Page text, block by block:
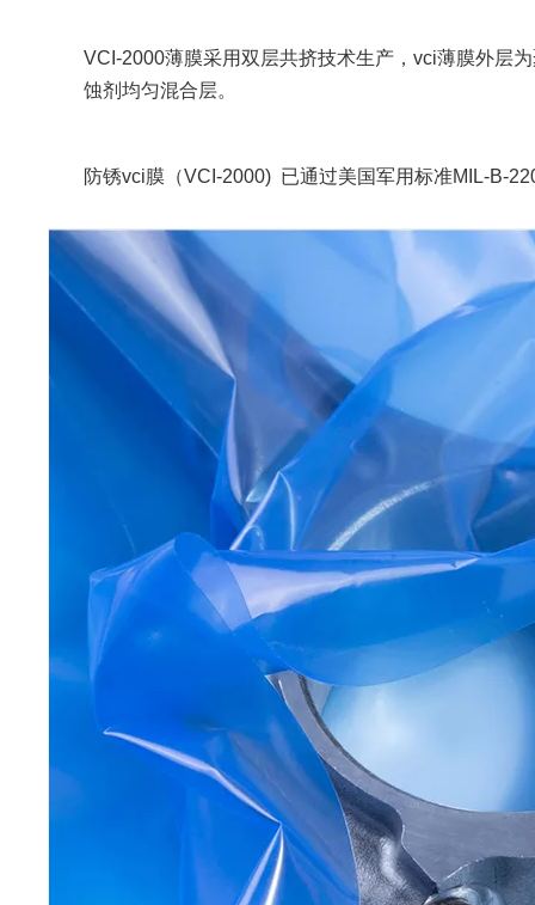
VCI-2000薄膜采用双层共挤技术生产，vci薄膜外层
蚀剂均匀混合层。
防锈vci膜（VCI-2000) 已通过美国军用标准MIL-B-